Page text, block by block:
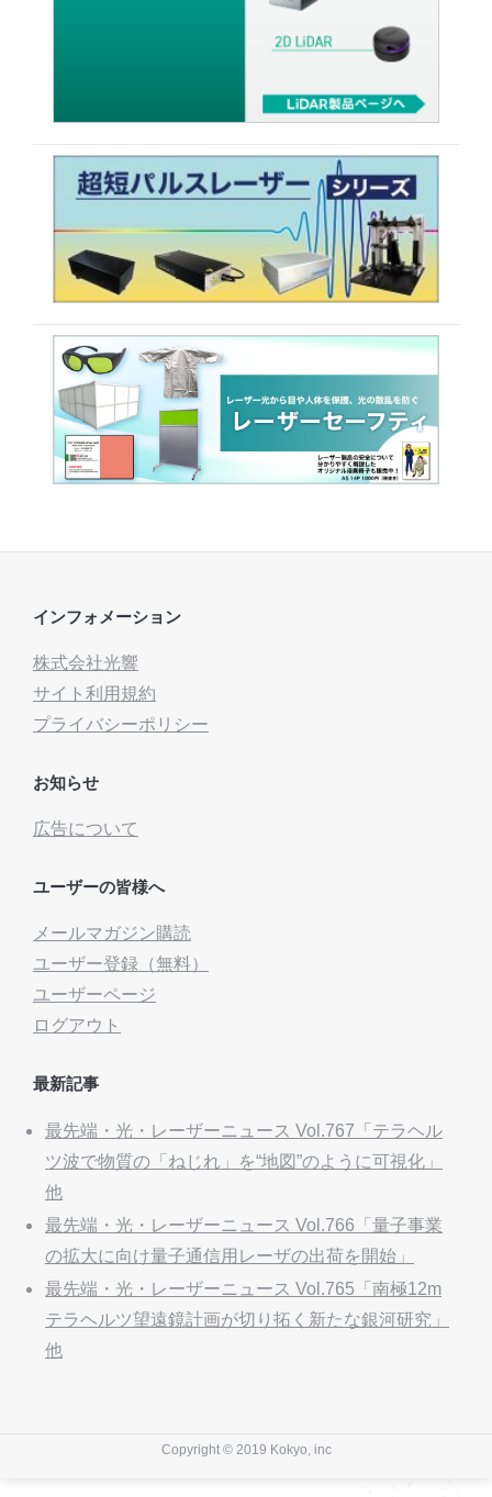
インフォメーション
株式会社光響
サイト利用規約
プライバシーポリシー
お知らせ
広告について
ユーザーの皆様へ
メールマガジン購読
ユーザー登録（無料）
ユーザーページ
ログアウト
最新記事
最先端・光・レーザーニュース Vol.767「テラヘル
ツ波で物質の「ねじれ」を“地図”のように可視化」
他
最先端・光・レーザーニュース Vol.766「量子事業
の拡大に向け量子通信用レーザの出荷を開始」
最先端・光・レーザーニュース Vol.765「南極12m
テラヘルツ望遠鏡計画が切り拓く新たな銀河研究」
他
Copyright © 2019 Kokyo, inc